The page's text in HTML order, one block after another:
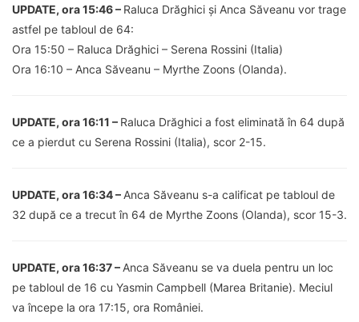
UPDATE, ora 15:46 – Raluca Drăghici și Anca Săveanu vor trage
astfel pe tabloul de 64:
Ora 15:50 – Raluca Drăghici – Serena Rossini (Italia)
Ora 16:10 – Anca Săveanu – Myrthe Zoons (Olanda).
UPDATE, ora 16:11 – Raluca Drăghici a fost eliminată în 64 după
ce a pierdut cu Serena Rossini (Italia), scor 2-15.
UPDATE, ora 16:34 – Anca Săveanu s-a calificat pe tabloul de
32 după ce a trecut în 64 de Myrthe Zoons (Olanda), scor 15-3.
UPDATE, ora 16:37 – Anca Săveanu se va duela pentru un loc
pe tabloul de 16 cu Yasmin Campbell (Marea Britanie). Meciul
va începe la ora 17:15, ora României.